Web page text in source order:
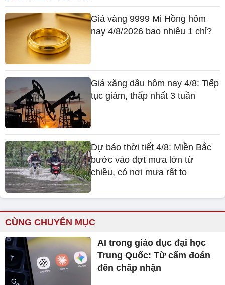
Giá vàng 9999 Mi Hồng hôm
nay 4/8/2026 bao nhiêu 1 chỉ?
Giá xăng dầu hôm nay 4/8: Tiếp
tục giảm, thấp nhất 3 tuần
Dự báo thời tiết 4/8: Miền Bắc
bước vào đợt mưa lớn từ
chiều, có nơi mưa rất to
CÙNG CHUYÊN MỤC
AI trong giáo dục đại học
Trung Quốc: Từ cấm đoán
đến chấp nhận